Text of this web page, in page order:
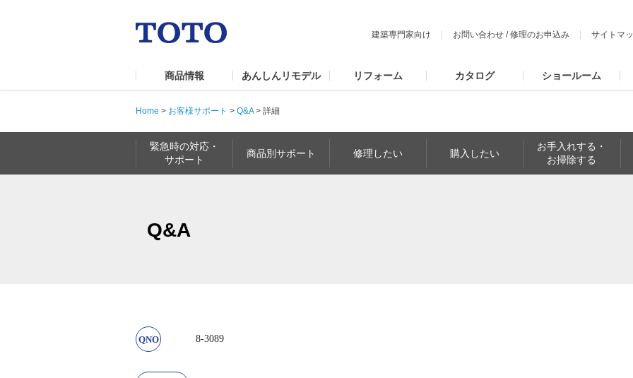
建築専門家向け お問い合わせ /修理のお申込み サイトマ
商品情報 あんしんリモデル リフォーム カタログ ショールーム
Home > お客様サポート > Q&A> 詳細
緊急時の対応・
サポート
商品別サポート 修理したい 購入したい
お手入れする・
お掃除する
Q&A
8-3089